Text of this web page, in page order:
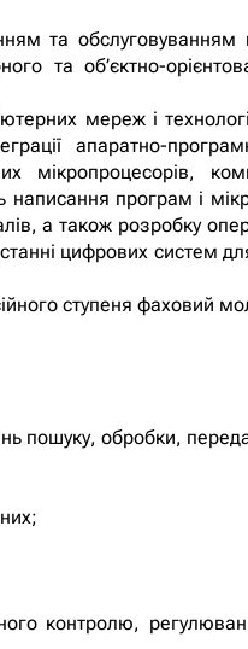
та
та об’єктно-
мереж і
апаратно-
програм і
а також розробку
цифрових систем
ступеня фаховий
пошуку, обробки,
контролю,